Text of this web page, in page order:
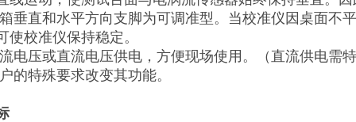
垂直和水平方向支脚为可调准型。当校准仪因桌面不
使校准仪保持稳定。
电压或直流电压供电，方便现场使用。（直流供电需
的特殊要求改变其功能。